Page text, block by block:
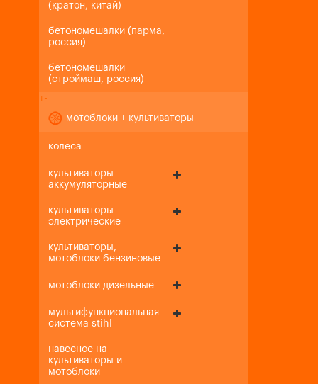
(кратон, китай)
бетономешалки (парма,
россия)
бетономешалки
(строймаш, россия)
+-
мотоблоки + культиваторы
колеса
культиваторы
аккумуляторные
культиваторы
электрические
культиваторы,
мотоблоки бензиновые
мотоблоки дизельные
мультифункциональная
система stihl
навесное на
культиваторы и
мотоблоки